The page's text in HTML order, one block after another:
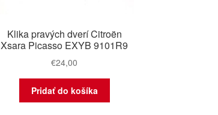
Klika pravých dverí Citroën
Xsara Picasso EXYB 9101R9
€24,00
Pridať do košíka